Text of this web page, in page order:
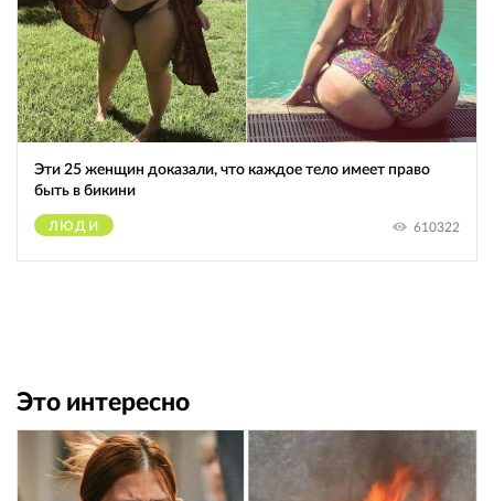
Эти 25 женщин доказали, что каждое тело имеет право
быть в бикини
ЛЮДИ 610322
Это интересно